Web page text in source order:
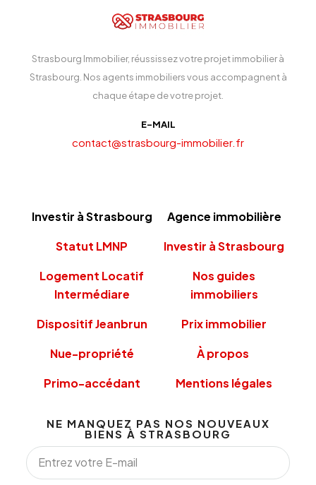
Strasbourg Immobilier, réussissez votre projet immobilier à
Strasbourg. Nos agents immobiliers vous accompagnent à
chaque étape de votre projet.
E-MAIL
contact@strasbourg-immobilier.fr
Investir à Strasbourg
Statut LMNP
Logement Locatif
Intermédiare
Dispositif Jeanbrun
Nue-propriété
Primo-accédant
Agence immobilière
Investir à Strasbourg
Nos guides
immobiliers
Prix immobilier
À propos
Mentions légales
NE MANQUEZ PAS NOS NOUVEAUX
BIENS À STRASBOURG